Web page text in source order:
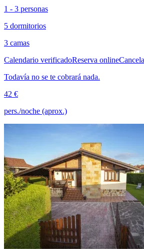
1 - 3 personas
5 dormitorios
3 camas
Calendario verificadoReserva online
Todavía no se te cobrará nada.
42 €
pers./noche (aprox.)